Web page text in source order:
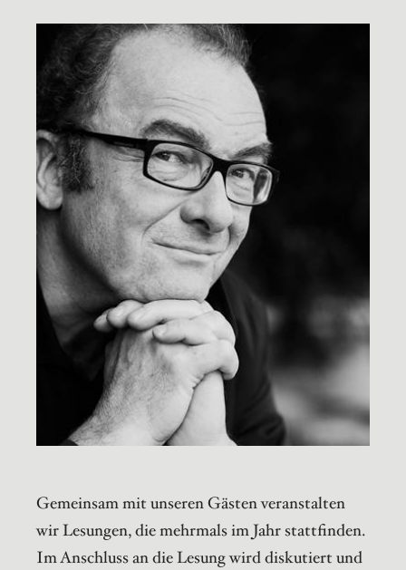
Gemeinsam mit unseren Gästen veranstalten
wir Lesungen, die mehrmals im Jahr stattfinden.
Im Anschluss an die Lesung wird diskutiert und